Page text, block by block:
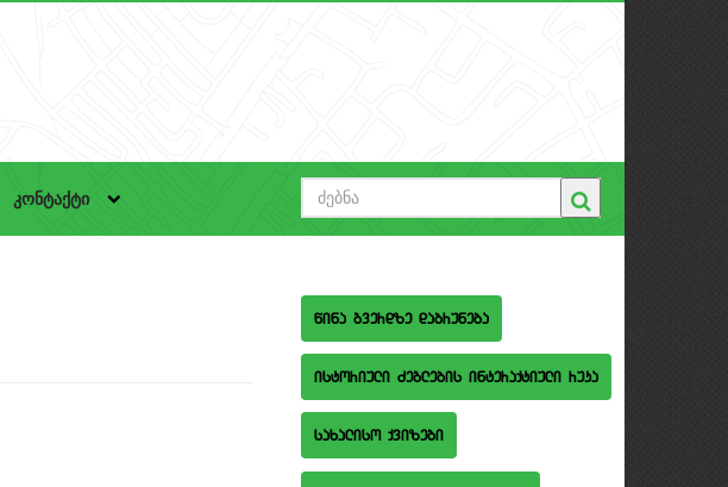
კონტაქტი
wina gverdze dabruneba
istoriuli Zeglebis interaqtiuli ruka
saxaliso qvizebi